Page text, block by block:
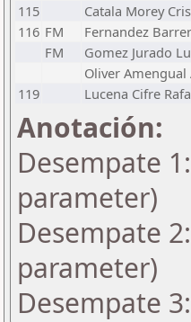
115
Catala Morey
116 FM Fernandez
FM
Gomez Jurado
Oliver Amengual
119
Lucena Cifre
Anotación:
Desempate
parameter)
Desempate
parameter)
Desempate